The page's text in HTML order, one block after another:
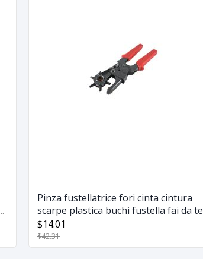
Pinza fustellatrice fori cinta cintura
scarpe plastica buchi fustella fai da te
$14.01
$42.31